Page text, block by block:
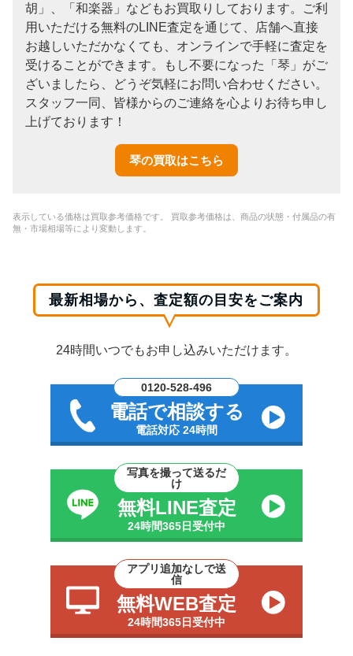
胡」、「和楽器」などもお買取りしております。ご利
用いただける無料のLINE査定を通じて、店舗へ直接
お越しいただかなくても、オンラインで手軽に査定を
受けることができます。もし不要になった「琴」がご
ざいましたら、どうぞ気軽にお問い合わせください。
スタッフ一同、皆様からのご連絡を心よりお待ち申し
上げております！
琴の買取はこちら
表示している価格は買取参考価格です。 買取参考価格は、商品の状態・付属品の有
無・市場相場等により変動します。
最新相場から、査定額の目安をご案内
24時間いつでもお申し込みいただけます。
0120-528-496
電話で相談する
電話対応 24時間
写真を撮って送るだ
け
無料LINE査定
24時間365日受付中
アプリ追加なしで送
信
無料WEB査定
24時間365日受付中